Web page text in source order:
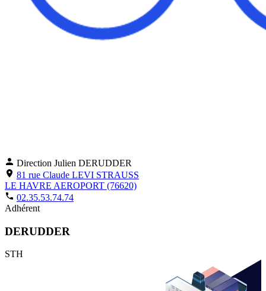
Direction Julien DERUDDER
81 rue Claude LEVI STRAUSS
LE HAVRE AEROPORT (76620)
02.35.53.74.74
Adhérent
DERUDDER
STH